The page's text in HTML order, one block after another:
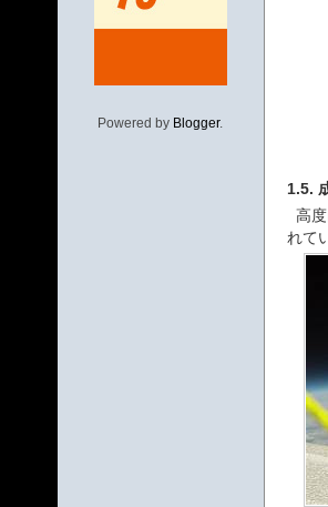
Powered by Blogger.
1.5.
高
れて